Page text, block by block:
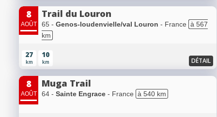
8
AOÛT
Trail du Louron
65 - Genos-loudenvielle/val Louron - France à 567
km
27
km
10
km DÉTAIL
8
AOÛT
Muga Trail
64 - Sainte Engrace - France à 540 km